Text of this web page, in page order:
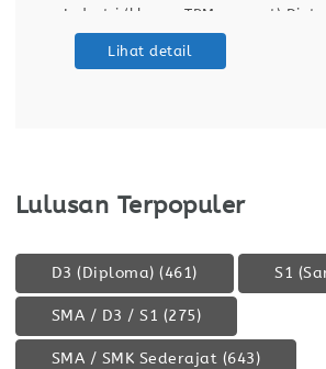
Industri (khusus TPM support)
memiliki pengalaman sebagai
Lihat detail
Lulusan Terpopuler
D3 (Diploma) (461) S1
SMA / D3 / S1 (275)
SMA / SMK Sederajat (643)